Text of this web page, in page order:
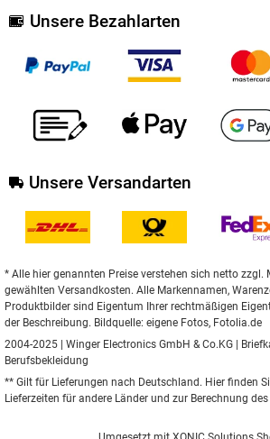
Unsere Bezahlarten
Unsere Versandarten
* Alle hier genannten Preise verstehen sich netto zzgl.
gewählten Versandkosten. Alle Markennamen,
Produktbilder sind Eigentum Ihrer rechtmäßigen
der Beschreibung. Bildquelle: eigene Fotos, Fotolia.de
2004-2025 | Winger Electronics GmbH & Co.KG |
Berufsbekleidung
** Gilt für Lieferungen nach Deutschland. Hier finden
Lieferzeiten für andere Länder und zur Berechnung